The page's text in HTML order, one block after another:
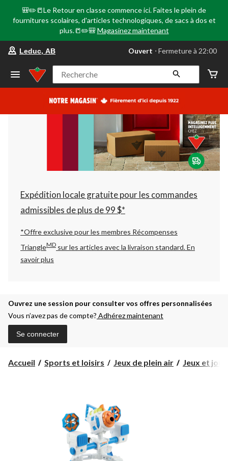
🎒✏️📒Le Retour en classe commence ici. Faites le plein de
fournitures scolaires, d'articles technologiques, de sacs à dos et
plus.📒✏️🎒 Magasinez maintenant
votre
préféré
Leduc,
AB,
courament
Fermeture
à
22:00
cliquer
pour
changer
Leduc, AB Ouvert ⋅ Fermeture à 22:00
Recherche
Expédition locale gratuite pour les commandes
admissibles de plus de 99 $*
*Offre exclusive pour les membres Récompenses
TriangleMD sur les articles avec la livraison standard.En
savoir plus
Ouvrez une session pour consulter vos offres personnalisées
Vous n’avez pas de compte? Adhérez maintenant
Se connecter
Accueil Sports et loisirs Jeux de plein air Jeux et